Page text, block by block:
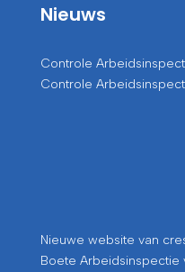
Nieuws
Controle
Controle
Nieuwe website van
Boete